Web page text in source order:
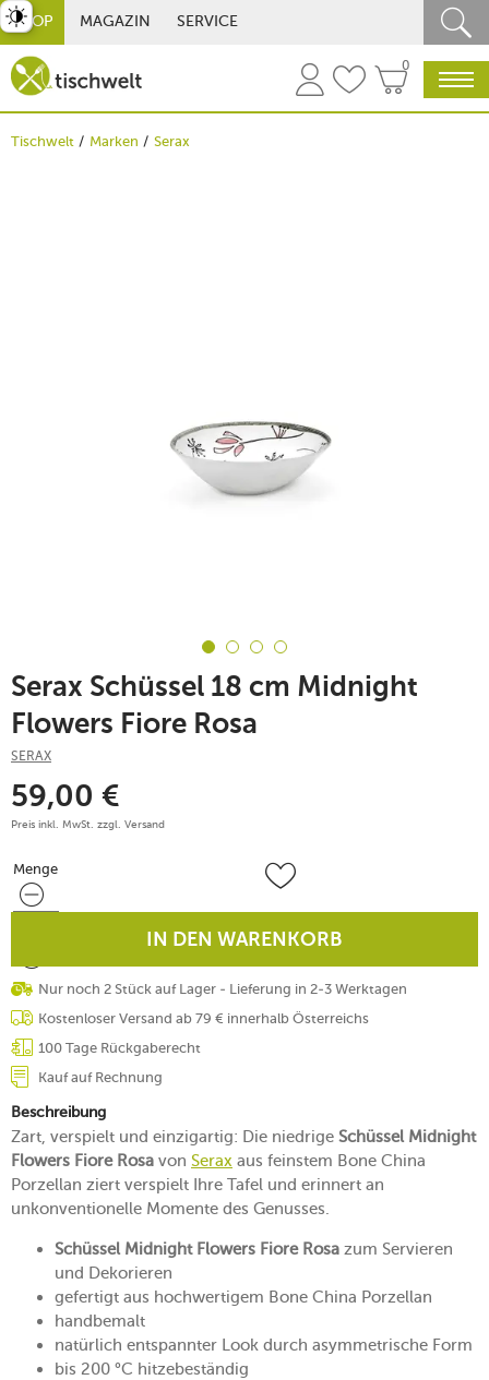
SHOP MAGAZIN SERVICE
0
Tischwelt Marken Serax
Serax Schüssel 18 cm Midnight
Flowers Fiore Rosa
SERAX
59,00 €
Preis inkl. MwSt. zzgl. Versand
Menge
Menge
IN DEN WARENKORB
Nur noch 2 Stück auf Lager - Lieferung in 2-3 Werktagen
Kostenloser Versand ab 79 € innerhalb Österreichs
100 Tage Rückgaberecht
Kauf auf Rechnung
Beschreibung
Zart, verspielt und einzigartig: Die niedrige Schüssel Midnight
Flowers Fiore Rosa von Serax aus feinstem Bone China
Porzellan ziert verspielt Ihre Tafel und erinnert an
unkonventionelle Momente des Genusses.
Schüssel Midnight Flowers Fiore Rosa zum Servieren
und Dekorieren
gefertigt aus hochwertigem Bone China Porzellan
handbemalt
natürlich entspannter Look durch asymmetrische Form
bis 200 °C hitzebeständig
umschalten